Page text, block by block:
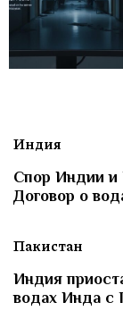
Индия
Спор Индии и
Договор о
Пакистан
Индия
водах Инда с